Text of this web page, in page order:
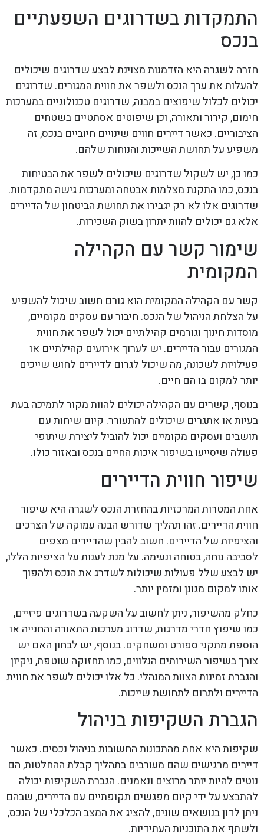
התמקדות בשדרוגים השפעתיים
בנכס
חזרה לשגרה היא הזדמנות מצוינת לבצע שדרוגים שיכולים
להעלות את ערך הנכס ולשפר את חווית המגורים. שדרוגים
יכולים לכלול שיפוצים במבנה, שדרוגים טכנולוגיים במערכות
חימום, קירור ותאורה, וכן שיפוטים אסתטיים בשטחים
הציבוריים. כאשר דיירים חווים שינויים חיוביים בנכס, זה
משפיע על תחושת השייכות והנוחות שלהם.
כמו כן, יש לשקול שדרוגים שיכולים לשפר את הבטיחות
בנכס, כמו התקנת מצלמות אבטחה ומערכות גישה מתקדמות.
שדרוגים אלו לא רק יגבירו את תחושת הביטחון של הדיירים
אלא גם יכולים להוות יתרון בשוק השכירות.
שימור קשר עם הקהילה
המקומית
קשר עם הקהילה המקומית הוא גורם חשוב שיכול להשפיע
על הצלחת הניהול של הנכס. חיבור עם עסקים מקומיים,
מוסדות חינוך וגורמים קהילתיים יכול לשפר את חווית
המגורים עבור הדיירים. יש לערוך אירועים קהילתיים או
פעילויות לשכונה, מה שיכול לגרום לדיירים לחוש שייכים
יותר למקום בו הם חיים.
בנוסף, קשרים עם הקהילה יכולים להוות מקור לתמיכה בעת
בעיות או אתגרים שיכולים להתעורר. קיום שיחות עם
תושבים ועסקים מקומיים יכול להוביל ליצירת שיתופי
פעולה שיסייעו בשיפור איכות החיים בנכס ובאזור כולו.
שיפור חווית הדיירים
אחת המטרות המרכזיות בהחזרת הנכס לשגרה היא שיפור
חווית הדיירים. זהו תהליך שדורש הבנה עמוקה של הצרכים
והציפיות של הדיירים. חשוב להבין שהדיירים מצפים
לסביבה נוחה, בטוחה ונעימה. על מנת לענות על הציפיות הללו,
יש לבצע שלל פעולות שיכולות לשדרג את הנכס ולהפוך
אותו למקום מגונן ומזמין יותר.
כחלק מהשיפור, ניתן לחשוב על השקעה בשדרוגים פיזיים,
כמו שיפוץ חדרי מדרגות, שדרוג מערכות התאורה והחנייה או
הוספת מתקני ספורט ומשחקים. בנוסף, יש לבחון האם יש
צורך בשיפור השירותים הנלווים, כמו תחזוקה שוטפת, ניקיון
והגברת זמינות הצוות המנהלי. כל אלו יכולים לשפר את חווית
הדיירים ולתרום לתחושת שייכות.
הגברת השקיפות בניהול
שקיפות היא אחת מהתכונות החשובות בניהול נכסים. כאשר
דיירים מרגישים שהם מעורבים בתהליך קבלת ההחלטות, הם
נוטים להיות יותר מרוצים ונאמנים. הגברת השקיפות יכולה
להתבצע על ידי קיום מפגשים תקופתיים עם הדיירים, שבהם
ניתן לדון בנושאים שונים, להציג את המצב הכלכלי של הנכס,
ולשתף את התוכניות העתידיות.